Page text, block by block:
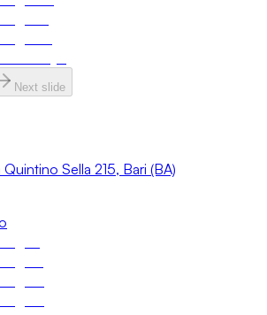
Next slide
Sella 215, Bari (BA)